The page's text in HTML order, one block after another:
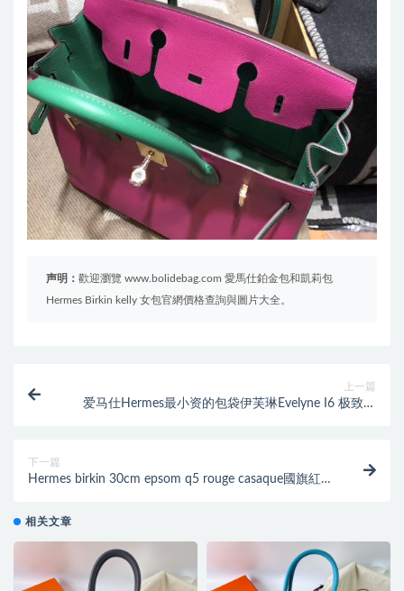
声明： 歡迎瀏覽 www.bolidebag.com 愛馬仕鉑金包和凱莉包
Hermes Birkin kelly 女包官網價格查詢與圖片大全。
上一篇
爱马仕Hermes最小资的包袋伊芙琳Evelyne I6 极致粉
下一篇
Hermes birkin 30cm epsom q5 rouge casaque國旗紅配
相关文章